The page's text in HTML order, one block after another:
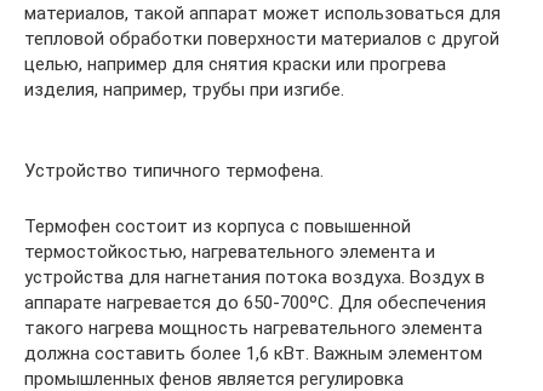
материалов, такой аппарат может использоваться для
тепловой обработки поверхности материалов с другой
целью, например для снятия краски или прогрева
изделия, например, трубы при изгибе.
Устройство типичного термофена.
Термофен состоит из корпуса с повышенной
термостойкостью, нагревательного элемента и
устройства для нагнетания потока воздуха. Воздух в
аппарате нагревается до 650-700ºС. Для обеспечения
такого нагрева мощность нагревательного элемента
должна составить более 1,6 кВт. Важным элементом
промышленных фенов является регулировка